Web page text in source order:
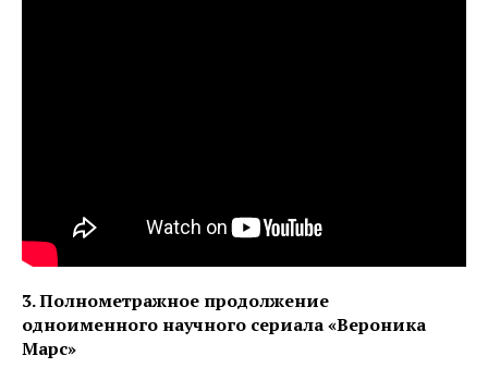
3. Полнометражное продолжение
одноименного научного сериала «Вероника
Марс»